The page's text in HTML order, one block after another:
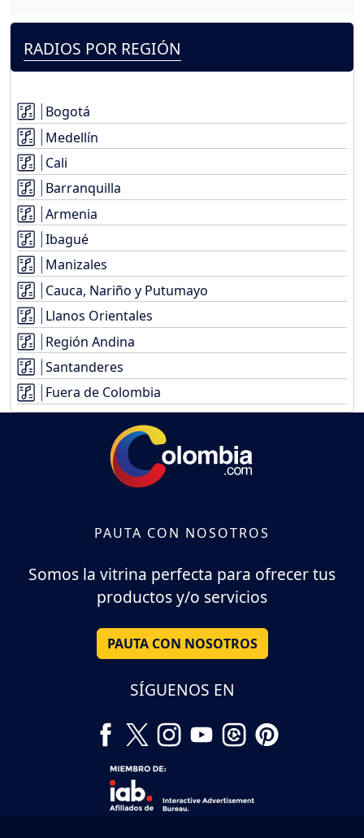
RADIOS POR REGIÓN
Bogotá
Medellín
Cali
Barranquilla
Armenia
Ibagué
Manizales
Cauca, Nariño y Putumayo
Llanos Orientales
Región Andina
Santanderes
Fuera de Colombia
PAUTA CON NOSOTROS
Somos la vitrina perfecta para ofrecer tus
productos y/o servicios
PAUTA CON NOSOTROS
SÍGUENOS EN